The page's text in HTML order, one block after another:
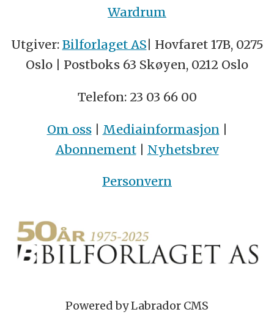
Wardrum
Utgiver: Bilforlaget AS| Hovfaret 17B, 0275
Oslo | Postboks 63 Skøyen, 0212 Oslo
Telefon: 23 03 66 00
Om oss| Mediainformasjon |
Abonnement| Nyhetsbrev
Personvern
Powered by Labrador CMS